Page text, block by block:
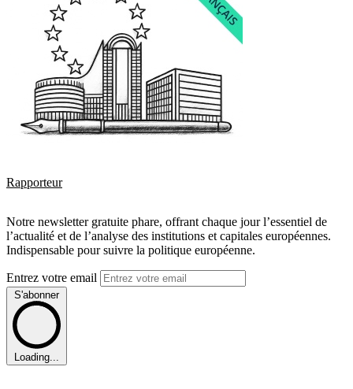
Rapporteur
Notre newsletter gratuite phare, offrant chaque jour l’essentiel de
l’actualité et de l’analyse des institutions et capitales européennes.
Indispensable pour suivre la politique européenne.
Entrez votre email
S'abonner
Loading...